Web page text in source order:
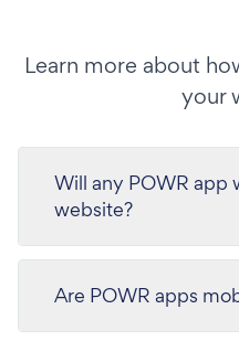
Learn more about
your
Will any POWR app
website?
Are POWR apps